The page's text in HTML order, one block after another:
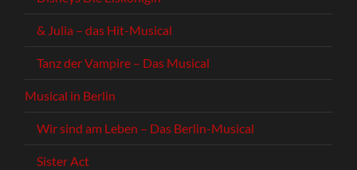
& Julia – das Hit-Musical
Tanz der Vampire – Das Musical
Musical in Berlin
Wir sind am Leben – Das Berlin-Musical
Sister Act